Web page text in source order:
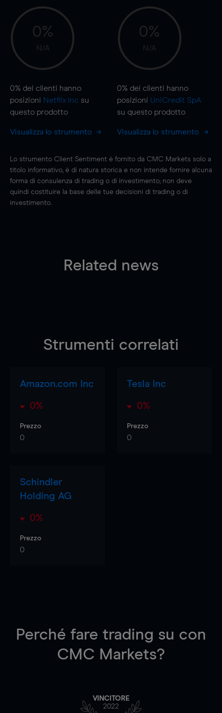
0%
N/A
0% dei clienti hanno
posizioni Netflix Inc su
questo prodotto
Visualizza lo strumento
0%
N/A
0% dei clienti hanno
posizioni UniCredit SpA
su questo prodotto
Visualizza lo strumento
Lo strumento Client Sentiment è fornito da CMC Markets solo a
titolo informativo, è di natura storica e non intende fornire alcuna
forma di consulenza di trading o di investimento; non deve
quindi costituire la base delle tue decisioni di trading o di
investimento.
Related news
Strumenti correlati
Amazon.com Inc
0%
Prezzo
0
Tesla Inc
0%
Prezzo
0
Schindler
Holding AG
0%
Prezzo
0
Perché fare trading su con
CMC Markets?
VINCITORE
2022